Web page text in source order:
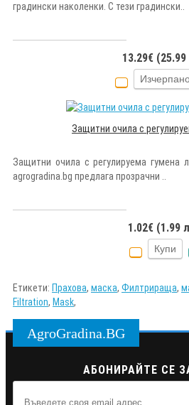
градински наколенки. С тези градински..
13.29€
Защитни очила с
Защитни очила с регулируема гумена
agrogradina.bg предлага прозрачни ..
1.02€ (1.99
Купи
Етикети: Прахова, маска, Филтрираща,
Filtration, Mask,
AgroGradina.BG
АБОНИРАЙТЕ СЕ